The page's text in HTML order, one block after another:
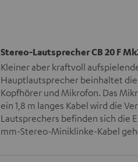
Stereo-Lautsprecher CB 20 F
Kleiner aber kraftvoll
Hauptlautsprecher beinhaltet die
Kopfhörer und Mikrofon. Das
ein 1,8 m langes Kabel wird die
Lautsprechers befinden sich die
mm-Stereo-Miniklinke-Kabel